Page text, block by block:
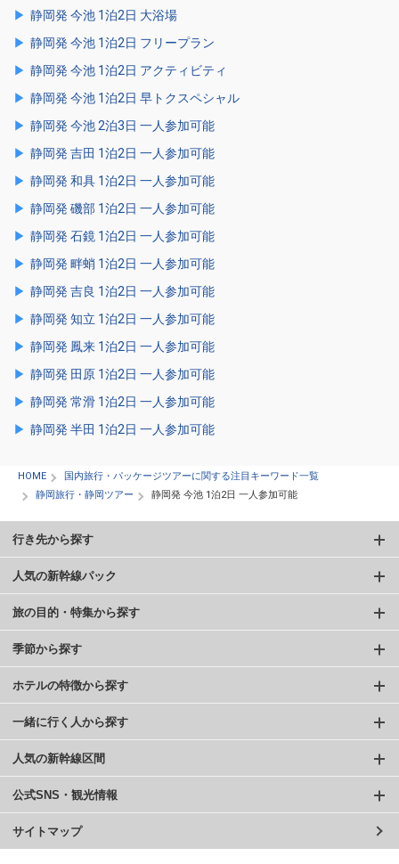
静岡発 今池 1泊2日 大浴場
静岡発 今池 1泊2日 フリープラン
静岡発 今池 1泊2日 アクティビティ
静岡発 今池 1泊2日 早トクスペシャル
静岡発 今池 2泊3日 一人参加可能
静岡発 吉田 1泊2日 一人参加可能
静岡発 和具 1泊2日 一人参加可能
静岡発 磯部 1泊2日 一人参加可能
静岡発 石鏡 1泊2日 一人参加可能
静岡発 畔蛸 1泊2日 一人参加可能
静岡発 吉良 1泊2日 一人参加可能
静岡発 知立 1泊2日 一人参加可能
静岡発 鳳来 1泊2日 一人参加可能
静岡発 田原 1泊2日 一人参加可能
静岡発 常滑 1泊2日 一人参加可能
静岡発 半田 1泊2日 一人参加可能
HOME
国内旅行・パッケージツアーに関する注目キーワード一覧
静岡旅行・静岡ツアー
静岡発 今池 1泊2日 一人参加可能
行き先から探す
人気の新幹線パック
旅の目的・特集から探す
季節から探す
ホテルの特徴から探す
一緒に行く人から探す
人気の新幹線区間
公式SNS・観光情報
サイトマップ